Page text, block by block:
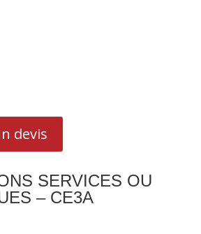
devis
SERVICES OU
– CE3A